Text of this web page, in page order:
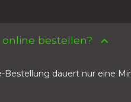
bestellen?
Bestellung dauert nur eine